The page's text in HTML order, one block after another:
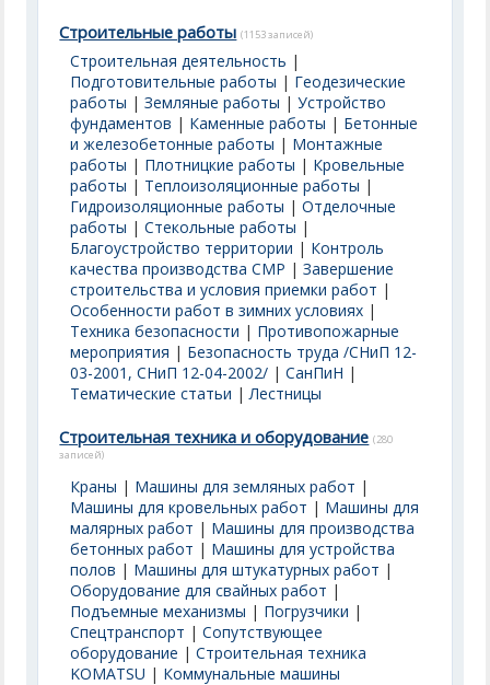
Строительные работы (1153 записей)
Строительная деятельность |
Подготовительные работы | Геодезические
работы |Земляные работы |Устройство
фундаментов | Каменные работы | Бетонные
и железобетонные работы | Монтажные
работы | Плотницкие работы | Кровельные
работы | Теплоизоляционные работы |
Гидроизоляционные работы |Отделочные
работы |Стекольные работы |
Благоустройство территории | Контроль
качества производства СМР |Завершение
строительства и условия приемки работ |
Особенности работ в зимних условиях |
Техника безопасности | Противопожарные
мероприятия | Безопасность труда /СНиП 12-
03-2001, СНиП 12-04-2002/ |СанПиН |
Тематические статьи |Лестницы
Строительная техника и оборудование (280
записей)
Краны | Машины для земляных работ |
Машины для кровельных работ | Машины для
малярных работ | Машины для производства
бетонных работ | Машины для устройства
полов | Машины для штукатурных работ |
Оборудование для свайных работ |
Подъемные механизмы | Погрузчики |
Спецтранспорт |Сопутствующее
оборудование |Строительная техника
KOMATSU | Коммунальные машины